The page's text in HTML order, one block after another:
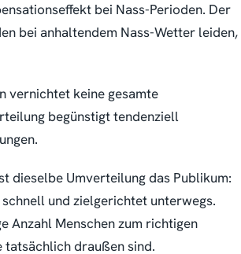
bei Nass-Perioden. Der
bei anhaltendem Nass-Wetter leiden,
vernichtet keine gesamte
begünstigt tendenziell
dieselbe Umverteilung das Publikum:
und zielgerichtet unterwegs.
Anzahl Menschen zum richtigen
tatsächlich draußen sind.